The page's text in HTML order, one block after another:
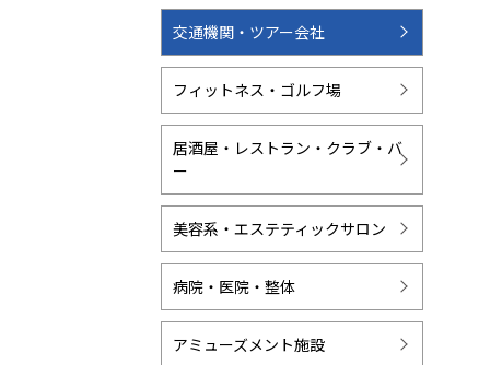
交通機関・ツアー会社
フィットネス・ゴルフ場
居酒屋・レストラン・クラブ・バ
ー
美容系・エステティックサロン
病院・医院・整体
アミューズメント施設